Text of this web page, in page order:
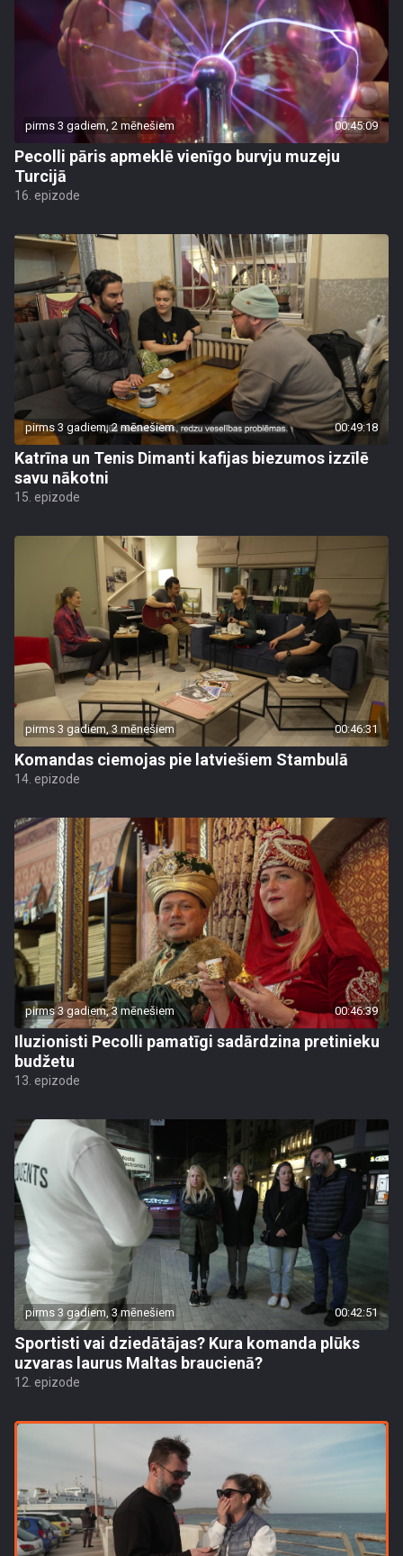
pirms 3 gadiem, 2 mēnešiem 00:45:09
Pecolli pāris apmeklē vienīgo burvju muzeju
Turcijā
16. epizode
pirms 3 gadiem, 2 mēnešiem 00:49:18
Katrīna un Tenis Dimanti kafijas biezumos izzīlē
savu nākotni
15. epizode
pirms 3 gadiem, 3 mēnešiem 00:46:31
Komandas ciemojas pie latviešiem Stambulā
14. epizode
pirms 3 gadiem, 3 mēnešiem 00:46:39
Iluzionisti Pecolli pamatīgi sadārdzina pretinieku
budžetu
13. epizode
pirms 3 gadiem, 3 mēnešiem 00:42:51
Sportisti vai dziedātājas? Kura komanda plūks
uzvaras laurus Maltas braucienā?
12. epizode